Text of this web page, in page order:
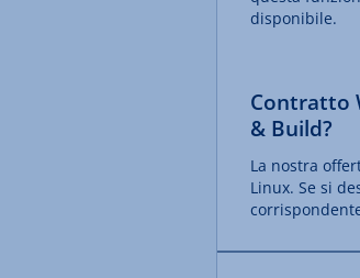
disponibile.
Contratto
& Build?
La nostra
Linux. Se si